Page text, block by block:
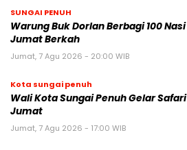
SUNGAI PENUH
Warung Buk Dorlan Berbagi 100 Nasi
Jumat Berkah
Jumat, 7 Agu 2026 - 20:00 WIB
Kota sungai penuh
Wali Kota Sungai Penuh Gelar Safari
Jumat
Jumat, 7 Agu 2026 - 17:00 WIB